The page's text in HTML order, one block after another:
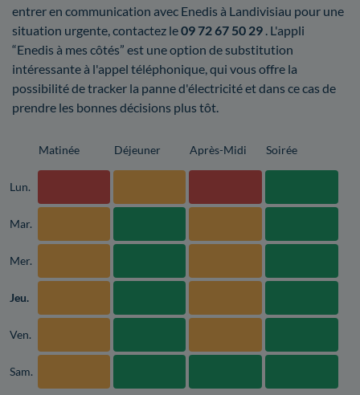
entrer en communication avec Enedis à Landivisiau pour une
situation urgente, contactez le09 72 67 50 29 . L'appli
“Enedis à mes côtés” est une option de substitution
intéressante à l'appel téléphonique, qui vous offre la
possibilité de tracker la panne d'électricité et dans ce cas de
prendre les bonnes décisions plus tôt.
Matinée Déjeuner Après-Midi Soirée
Lun.
Mar.
Mer.
Jeu.
Ven.
Sam.